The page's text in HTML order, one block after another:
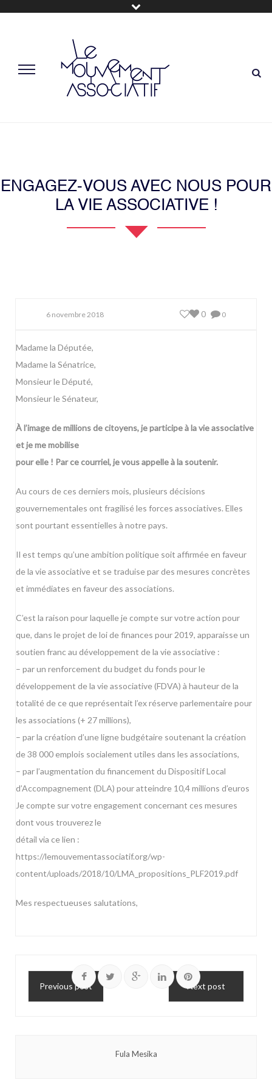
ENGAGEZ-VOUS AVEC NOUS POUR
LA VIE ASSOCIATIVE !
6 novembre 2018 0
0
Madame la Députée,
Madame la Sénatrice,
Monsieur le Député,
Monsieur le Sénateur,
À l’image de millions de citoyens, je participe à la vie associative
et je me mobilise
pour elle ! Par ce courriel, je vous appelle à la soutenir.
Au cours de ces derniers mois, plusieurs décisions
gouvernementales ont fragilisé les forces associatives. Elles
sont pourtant essentielles à notre pays.
Il est temps qu’une ambition politique soit affirmée en faveur
de la vie associative et se traduise par des mesures concrètes
et immédiates en faveur des associations.
C’est la raison pour laquelle je compte sur votre action pour
que, dans le projet de loi de finances pour 2019, apparaisse un
soutien franc au développement de la vie associative :
– par un renforcement du budget du fonds pour le
développement de la vie associative (FDVA) à hauteur de la
totalité de ce que représentait l’ex réserve parlementaire pour
les associations (+ 27 millions),
– par la création d’une ligne budgétaire soutenant la création
de 38 000 emplois socialement utiles dans les associations,
– par l’augmentation du financement du Dispositif Local
d’Accompagnement (DLA) pour atteindre 10,4 millions d’euros
Je compte sur votre engagement concernant ces mesures
dont vous trouverez le
détail via ce lien :
https://lemouvementassociatif.org/wp-
content/uploads/2018/10/LMA_propositions_PLF2019.pdf
Mes respectueuses salutations,
Previous post Next post
Fula Mesika